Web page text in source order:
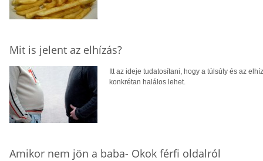
Mit is jelent az elhízás?
Itt az ideje tudatosítani, hogy a túlsúly és az
konkrétan halálos lehet.
Amikor nem jön a baba- Okok férfi oldalról